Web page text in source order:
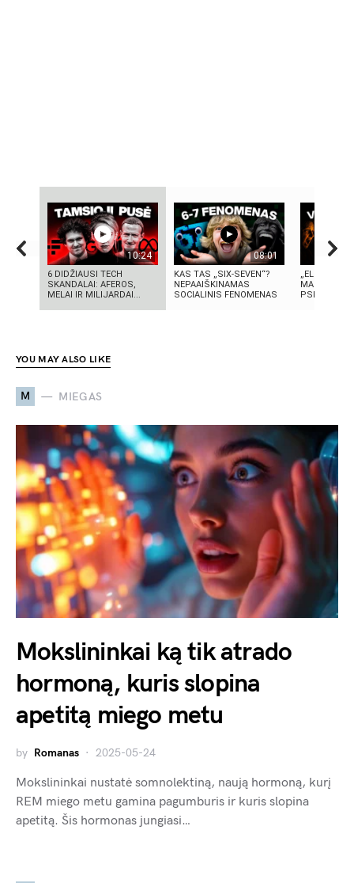
10:24
6 DIDŽIAUSI TECH
SKANDALAI: AFEROS,
MELAI IR MILIJARDAI...
08:01
KAS TAS „SIX-SEVEN“?
NEPAAIŠKINAMAS
SOCIALINIS FENOMENAS
„ELEKTROS
MASINĖ
PSICHOZĖ
YOU MAY ALSO LIKE
M MIEGAS
Mokslininkai ką tik atrado
hormoną, kuris slopina
apetitą miego metu
by Romanas 2025-05-24
Mokslininkai nustatė somnolektiną, naują hormoną, kurį
REM miego metu gamina pagumburis ir kuris slopina
apetitą. Šis hormonas jungiasi…